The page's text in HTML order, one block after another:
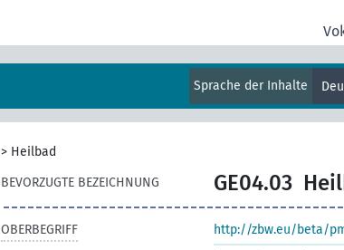
Sprache der Inhalte
> Heilbad
BEVORZUGTE BEZEICHNUNG
GE04.03
OBERBEGRIFF
http://zbw.eu/beta/